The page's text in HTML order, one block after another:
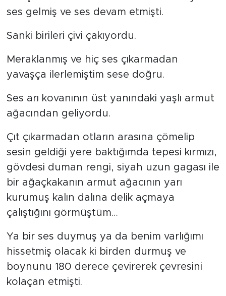
ses gelmiş ve ses devam etmişti.
Sanki birileri çivi çakıyordu.
Meraklanmış ve hiç ses çıkarmadan
yavaşça ilerlemiştim sese doğru.
Ses arı kovanının üst yanındaki yaşlı armut
ağacından geliyordu.
Çıt çıkarmadan otların arasına çömelip
sesin geldiği yere baktığımda tepesi kırmızı,
gövdesi duman rengi, siyah uzun gagası ile
bir ağaçkakanın armut ağacının yarı
kurumuş kalın dalına delik açmaya
çalıştığını görmüştüm…
Ya bir ses duymuş ya da benim varlığımı
hissetmiş olacak ki birden durmuş ve
boynunu 180 derece çevirerek çevresini
kolaçan etmişti.